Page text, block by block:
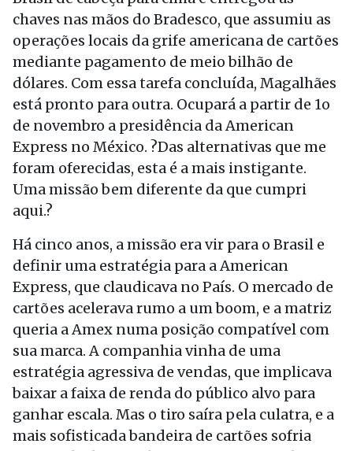
chaves nas mãos do Bradesco, que assumiu as
operações locais da grife americana de cartões
mediante pagamento de meio bilhão de
dólares. Com essa tarefa concluída, Magalhães
está pronto para outra. Ocupará a partir de 1o
de novembro a presidência da American
Express no México. ?Das alternativas que me
foram oferecidas, esta é a mais instigante.
Uma missão bem diferente da que cumpri
aqui.?
Há cinco anos, a missão era vir para o Brasil e
definir uma estratégia para a American
Express, que claudicava no País. O mercado de
cartões acelerava rumo a um boom, e a matriz
queria a Amex numa posição compatível com
sua marca. A companhia vinha de uma
estratégia agressiva de vendas, que implicava
baixar a faixa de renda do público alvo para
ganhar escala. Mas o tiro saíra pela culatra, e a
mais sofisticada bandeira de cartões sofria